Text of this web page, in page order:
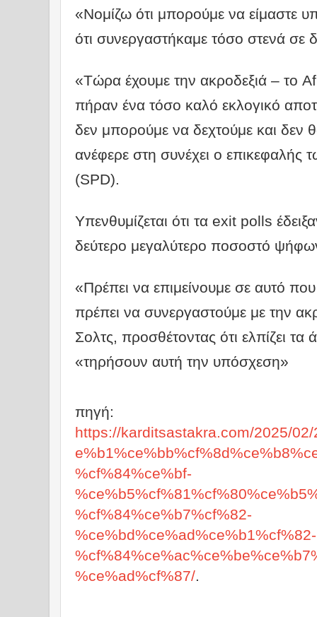
«Νομίζω ότι μπορούμε να είμαστε
ότι συνεργαστήκαμε τόσο στενά σε
«Τώρα έχουμε την ακροδεξιά – το
πήραν ένα τόσο καλό εκλογικό
δεν μπορούμε να δεχτούμε και δεν
ανέφερε στη συνέχει ο επικεφαλής
(SPD).
Υπενθυμίζεται ότι τα exit polls
δεύτερο μεγαλύτερο ποσοστό
«Πρέπει να επιμείνουμε σε αυτό
πρέπει να συνεργαστούμε με την
Σολτς, προσθέτοντας ότι ελπίζει τα
«τηρήσουν αυτή την υπόσχεση»
πηγή:
https://karditsastakra.com/2025/
%cf%84%ce%bf-
%cf%84%ce%b7%cf%82-
%ce%bd%ce%ad%ce%b1%cf%82-
%ce%ad%cf%87/.